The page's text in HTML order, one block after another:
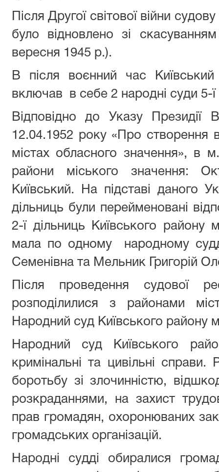
Після Другої світової війни
було відновлено зі
вересня 1945 р.).
В після воєнний час
включав в себе 2 народні суди 5-ї
Відповідно до Указу
12.04.1952 року «Про створення
містах обласного значення», в
райони міського значення:
Київський. На підставі даного
дільниць були перейменовані
2-ї дільниць Київського
мала по одному народному
Семенівна та Мельник Григорій
Після проведення судової
розподілилися з районами
Народний суд Київського району
Народний суд Київського
кримінальні та цивільні
боротьбу зі злочинністю,
розкраданнями, на захист
прав громадян, охоронюваних
громадських організацій.
Народні судді обиралися